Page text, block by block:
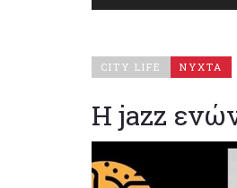
CITY LIFE ΝΥΧΤΑ
H jazz